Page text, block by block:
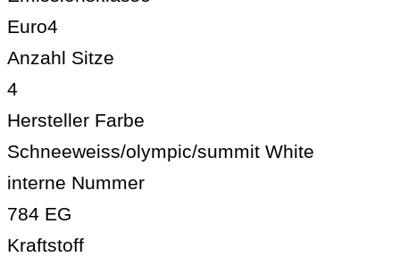
Euro4
Anzahl Sitze
4
Hersteller Farbe
Schneeweiss/olympic/summit White
interne Nummer
784 EG
Kraftstoff